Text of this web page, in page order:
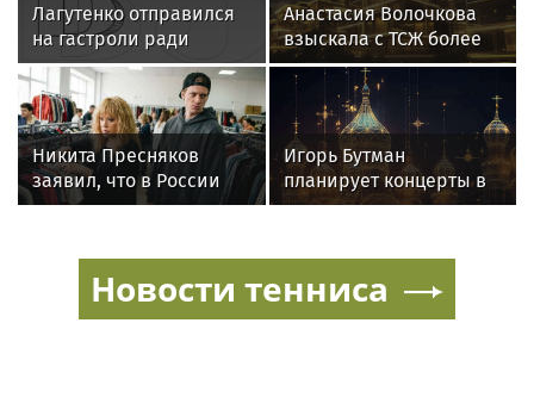
Лагутенко отправился
на гастроли ради
ремонта сгоревшего
особняка в США
Анастасия Волочкова
взыскала с ТСЖ более
5,2 млн рублей за
затопление
Никита Пресняков
заявил, что в России
его обидели. И
из-за политики
Игорь Бутман
планирует концерты в
Бразилии и Никарагуа
Новости тенниса